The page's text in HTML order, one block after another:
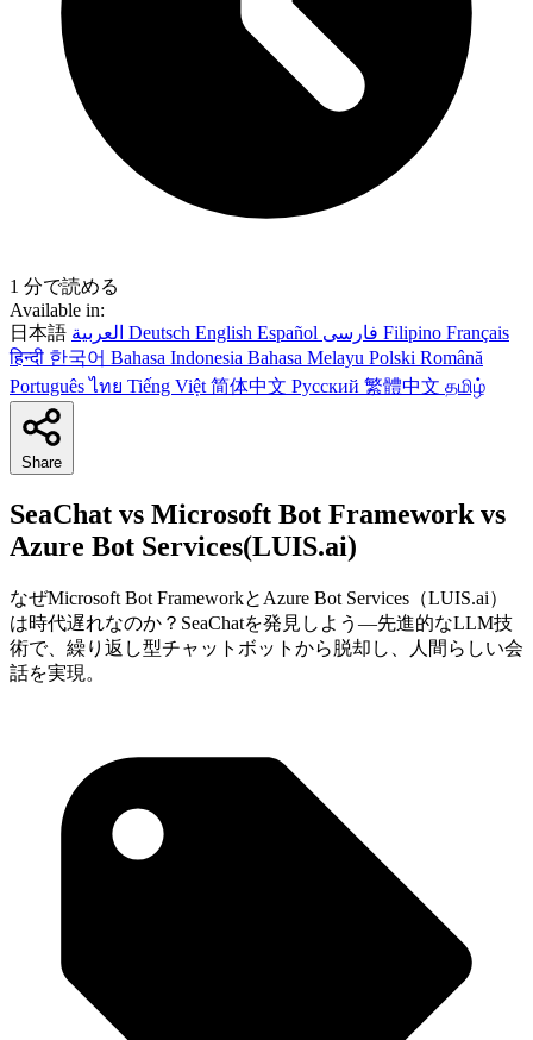
1 分で読める
Available in:
日本語
Deutsch English Español Filipino Français
हिन्दी 한국어 Bahasa Indonesia Bahasa Melayu Polski Română
Portuguêsไทย Tiếng Việt 简体中文 Русский 繁體中文 தமிழ்
Share
SeaChat vs Microsoft Bot Framework vs
Azure Bot Services(LUIS.ai)
なぜMicrosoft Bot FrameworkとAzure Bot Services（LUIS.ai）
は時代遅れなのか？SeaChatを発見しよう―先進的なLLM技
術で、繰り返し型チャットボットから脱却し、人間らしい会
話を実現。